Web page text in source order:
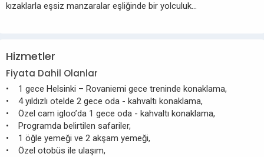
kızaklarla eşsiz manzaralar eşliğinde bir yolculuk…
Hizmetler
Fiyata Dahil Olanlar
• 1 gece Helsinki – Rovaniemi gece treninde konaklama,
• 4 yıldızlı otelde 2 gece oda - kahvaltı konaklama,
• Özel cam igloo’da 1 gece oda - kahvaltı konaklama,
• Programda belirtilen safariler,
• 1 öğle yemeği ve 2 akşam yemeği,
• Özel otobüs ile ulaşım,